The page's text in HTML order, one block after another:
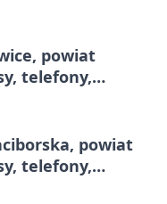
powiat
telefony,
powiat
telefony,